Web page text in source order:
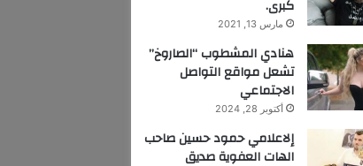
كبرى.
مارس 13, 2021
هنادي المشطوب “الصاروخ”
تشعل مواقع التواصل
الاجتماعي
أكتوبر 28, 2024
إلاعلامي حمود حسين صاحب
الهات العفوية صديق